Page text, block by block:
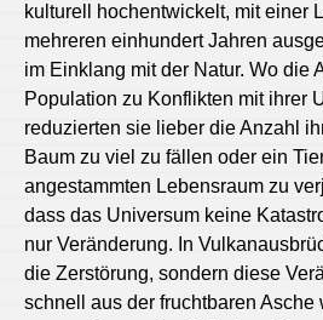
kulturell hochentwickelt, mit einer
mehreren einhundert Jahren
im Einklang mit der Natur. Wo die
Population zu Konflikten mit ihrer
reduzierten sie lieber die Anzahl
Baum zu viel zu fällen oder ein
angestammten Lebensraum zu
dass das Universum keine
nur Veränderung. In
die Zerstörung, sondern diese
schnell aus der fruchtbaren Asche